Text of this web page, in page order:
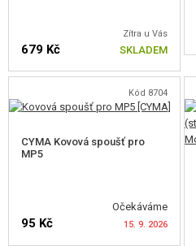
SPOUŠTĚ AK
OSTATNÍ SPOUŠTĚ
KULISY PŘEPÍNAČE
Zítra u Vás
679 Kč SKLADEM
Kód 8704
CYMA Kovová spoušť pro
MP5
Očekáváme
95 Kč 15. 9. 2026